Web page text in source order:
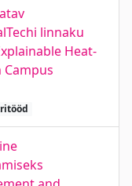
linnaku
Heat-
Campus